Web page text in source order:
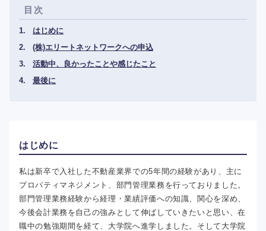
目次
はじめに
(株)エリートネットワークへの申込
活動中、良かったことや感じたこと
最後に
はじめに
私は新卒で入社した不動産業界での5年間の経験があり、主に
プロパティマネジメント、部門管理業務を行っておりました。
部門管理業務経験から経理・業績評価への知識、関心を深め、
今後会計業務を自己の強みとして伸ばしていきたいと思い、在
職中の勉強期間を経て、大学院へ進学しました。そして大学院